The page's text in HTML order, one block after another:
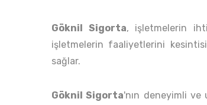
Göknil Sigorta, işletmelerin
işletmelerin faaliyetlerini
sağlar.
Göknil Sigorta'nın deneyimli